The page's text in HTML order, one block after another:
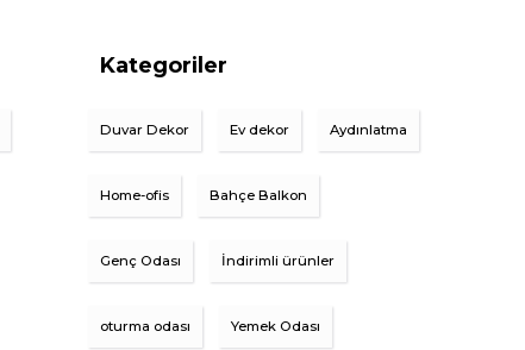
Kategoriler
Duvar Dekor Ev dekor Aydınlatma
Home-ofis Bahçe Balkon
Genç Odası İndirimli ürünler
oturma odası Yemek Odası